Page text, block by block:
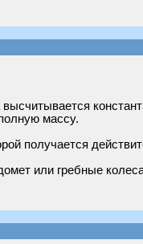
массу.
получается
или гребные